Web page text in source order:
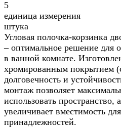
5
единица измерения
штука
Угловая полочка-корзинка
– оптимальное решение для
в ванной комнате.
хромированным покрытием
долговечность и
монтаж позволяет
использовать пространство,
увеличивает вместимость
принадлежностей.